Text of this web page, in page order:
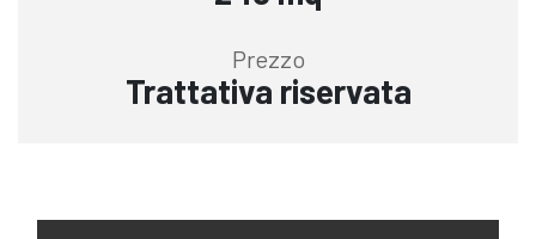
Prezzo
Trattativa riservata